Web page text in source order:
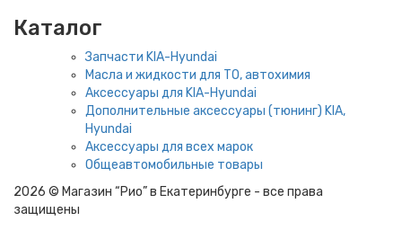
Каталог
Запчасти KIA-Hyundai
Масла и жидкости для ТО, автохимия
Аксессуары для KIA-Hyundai
Дополнительные аксессуары (тюнинг) KIA,
Hyundai
Аксессуары для всех марок
Общеавтомобильные товары
2026 © Магазин “Рио” в Екатеринбурге - все права
защищены